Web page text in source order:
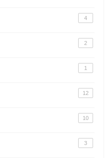
4
2
1
12
10
3